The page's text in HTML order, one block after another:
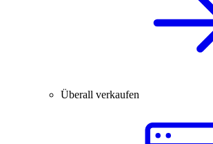
Überall verkaufen